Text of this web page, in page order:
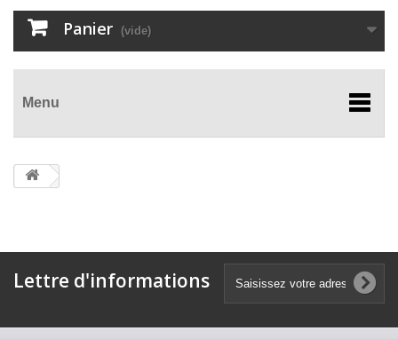
Panier (vide)
Menu
Lettre d'informations